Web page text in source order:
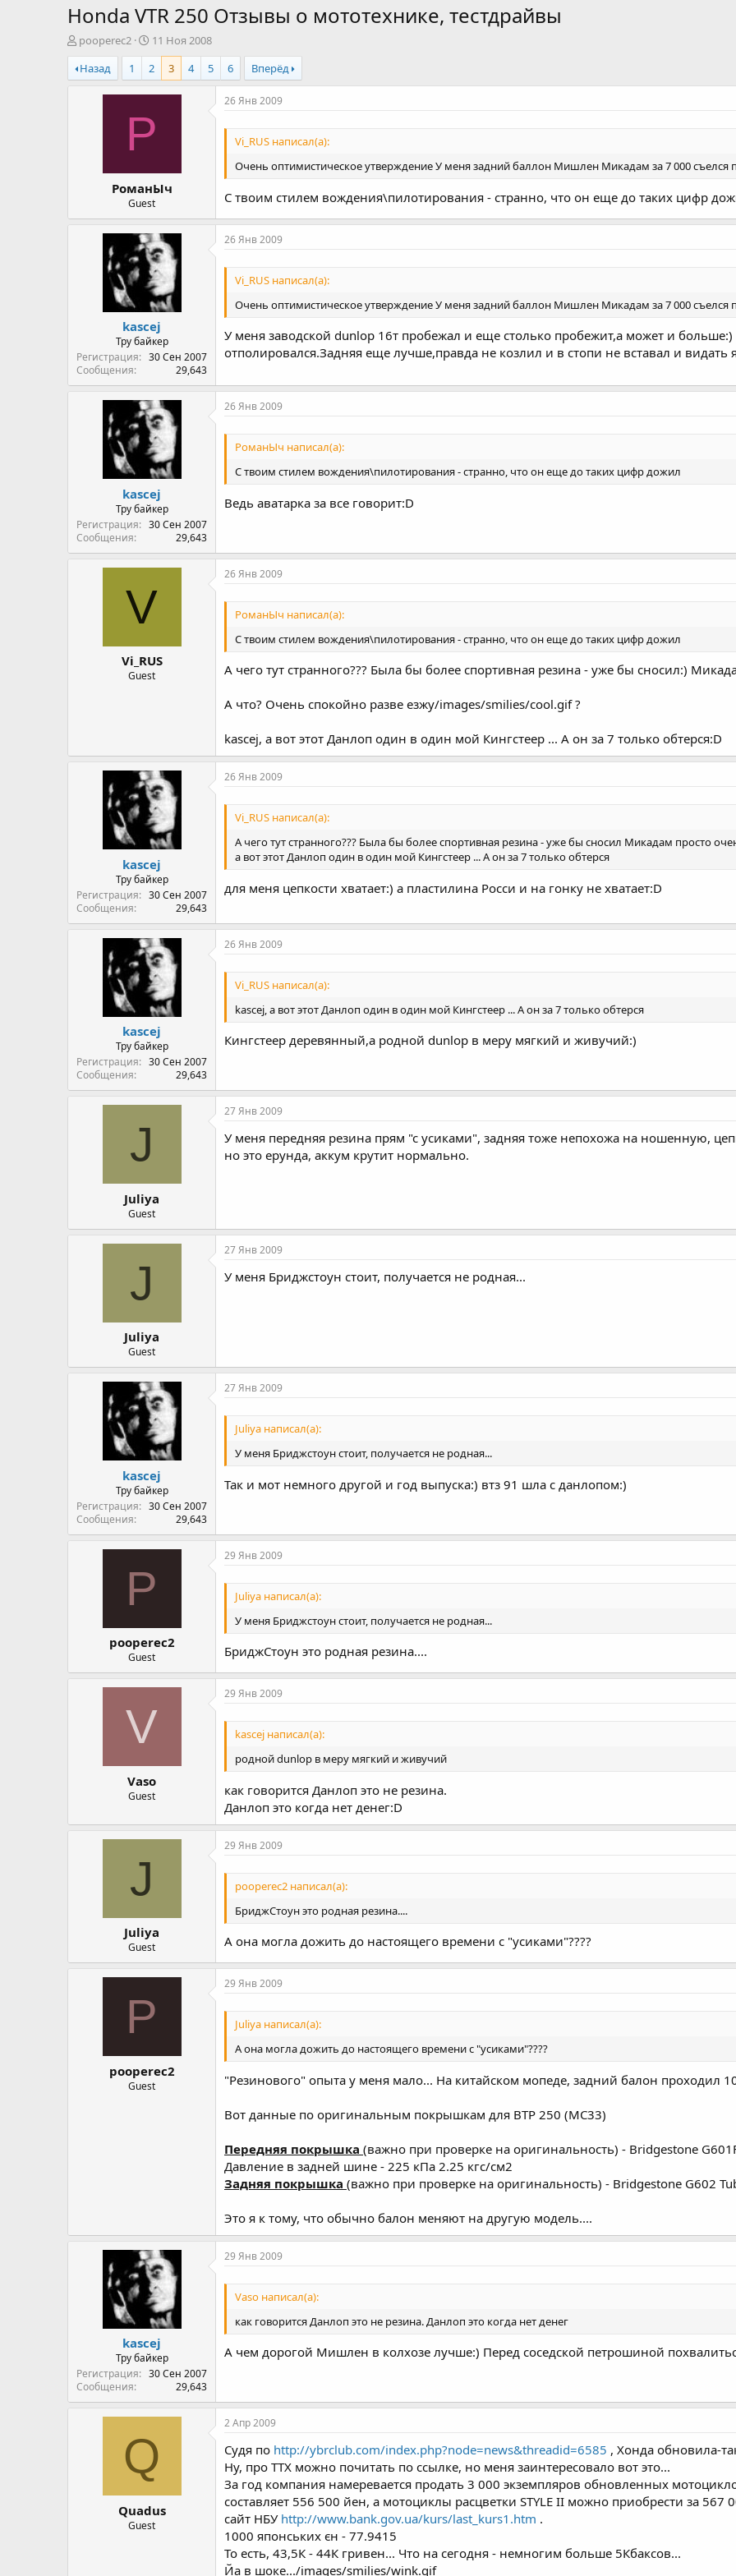
Honda VTR 250 Отзывы о мототехнике, тестдрайвы
А
в
т
о
pooperec2
Д
а
т
а
н
ч
а
11 Ноя 2008
Назад
1 2 3 4 5 6 Вперёд
Р
РоманЫч
Guest
26 Янв 2009
Vi_RUS написал(а):
Очень оптимистическое утверждение У меня задний баллон Мишлен Микадам за 7 000 съелся
С твоим стилем вождения\пилотирования - странно, что он еще до таких цифр
kascej
Тру байкер
Регистрация
30 Сен 2007
Сообщения
29,643
26 Янв 2009
Vi_RUS написал(а):
Очень оптимистическое утверждение У меня задний баллон Мишлен Микадам за 7 000 съелся
У меня заводской dunlop 16т пробежал и еще столько пробежит,а может и
отполировался.Задняя еще лучше,правда не козлил и в стопи не вставал и видать
kascej
Тру байкер
Регистрация
30 Сен 2007
Сообщения
29,643
26 Янв 2009
РоманЫч написал(а):
С твоим стилем вождения\пилотирования - странно, что он еще до таких цифр дожил
Ведь аватарка за все говорит:D
V
Vi_RUS
Guest
26 Янв 2009
РоманЫч написал(а):
С твоим стилем вождения\пилотирования - странно, что он еще до таких цифр дожил
А чего тут странного??? Была бы более спортивная резина - уже бы сносил:)
А что? Очень спокойно разве езжу/images/smilies/cool.gif ?
kascej, а вот этот Данлоп один в один мой Кингстеер ... А он за 7 только обтерся:D
kascej
Тру байкер
Регистрация
30 Сен 2007
Сообщения
29,643
26 Янв 2009
Vi_RUS написал(а):
А чего тут странного??? Была бы более спортивная резина - уже бы сносил Микадам просто
а вот этот Данлоп один в один мой Кингстеер ... А он за 7 только обтерся
для меня цепкости хватает:) а пластилина Росси и на гонку не хватает:D
kascej
Тру байкер
Регистрация
30 Сен 2007
Сообщения
29,643
26 Янв 2009
Vi_RUS написал(а):
kascej, а вот этот Данлоп один в один мой Кингстеер ... А он за 7 только обтерся
Кингстеер деревянный,а родной dunlop в меру мягкий и живучий:)
J
Juliya
Guest
27 Янв 2009
У меня передняя резина прям "с усиками", задняя тоже непохожа на ношенную,
но это ерунда, аккум крутит нормально.
J
Juliya
Guest
27 Янв 2009
У меня Бриджстоун стоит, получается не родная...
kascej
Тру байкер
Регистрация
30 Сен 2007
Сообщения
29,643
27 Янв 2009
Juliya написал(а):
У меня Бриджстоун стоит, получается не родная...
Так и мот немного другой и год выпуска:) втз 91 шла с данлопом:)
P
pooperec2
Guest
29 Янв 2009
Juliya написал(а):
У меня Бриджстоун стоит, получается не родная...
БриджСтоун это родная резина....
V
Vaso
Guest
29 Янв 2009
kascej написал(а):
родной dunlop в меру мягкий и живучий
как говорится Данлоп это не резина.
Данлоп это когда нет денег:D
J
Juliya
Guest
29 Янв 2009
pooperec2 написал(а):
БриджСтоун это родная резина....
А она могла дожить до настоящего времени с "усиками"????
P
pooperec2
Guest
29 Янв 2009
Juliya написал(а):
А она могла дожить до настоящего времени с "усиками"????
"Резинового" опыта у меня мало... На китайском мопеде, задний балон проходил
Вот данные по оригинальным покрышкам для ВТР 250 (МС33)
Передняя покрышка (важно при проверке на оригинальность) - Bridgestone
Давление в задней шине - 225 кПа 2.25 кгс/см2
Задняя покрышка (важно при проверке на оригинальность) - Bridgestone G602
Это я к тому, что обычно балон меняют на другую модель....
kascej
Тру байкер
Регистрация
30 Сен 2007
Сообщения
29,643
29 Янв 2009
Vaso написал(а):
как говорится Данлоп это не резина. Данлоп это когда нет денег
А чем дорогой Мишлен в колхозе лучше:) Перед соседской петрошиной
Q
Quadus
Guest
2 Апр 2009
Судя по http://ybrclub.com/index.php?node=news&threadid=6585 , Хонда обновила-
Ну, про ТТХ можно почитать по ссылке, но меня заинтересовало вот это...
За год компания намеревается продать 3 000 экземпляров обновленных
составляет 556 500 йен, а мотоциклы расцветки STYLE II можно приобрести за
сайт НБУ http://www.bank.gov.ua/kurs/last_kurs1.htm .
1000 японських єн - 77.9415
То есть, 43,5К - 44К гривен... Что на сегодня - немногим больше 5Кбаксов...
Йа в шоке.../images/smilies/wink.gif